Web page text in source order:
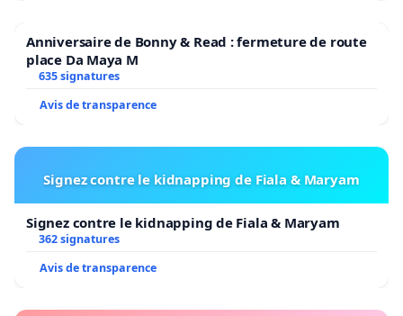
Anniversaire de Bonny & Read : fermeture de route
place Da Maya M
635 signatures
Avis de transparence
Signez contre le kidnapping de Fiala & Maryam
Signez contre le kidnapping de Fiala & Maryam
362 signatures
Avis de transparence